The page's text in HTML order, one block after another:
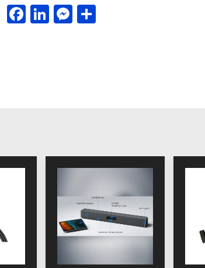
Facebook
LinkedIn
Messenger
Μοιραστείτε